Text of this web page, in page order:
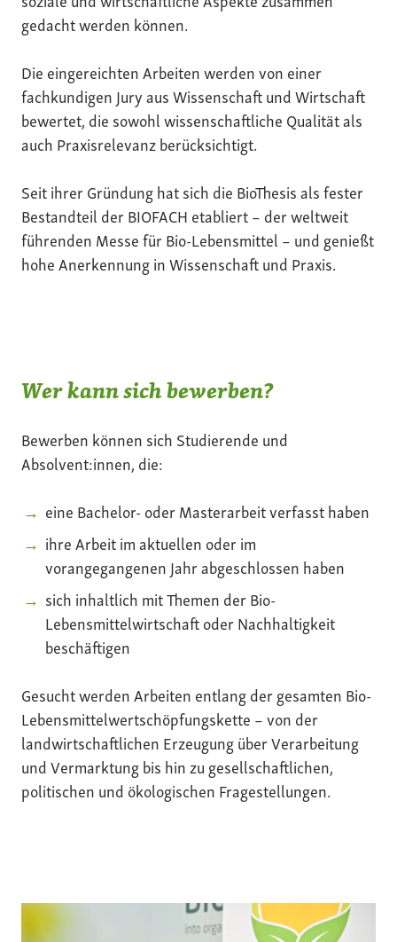
gedacht werden können.
Die eingereichten Arbeiten werden von einer
fachkundigen Jury aus Wissenschaft und Wirtschaft
bewertet, die sowohl wissenschaftliche Qualität als
auch Praxisrelevanz berücksichtigt.
Seit ihrer Gründung hat sich die BioThesis als fester
Bestandteil der BIOFACH etabliert – der weltweit
führenden Messe für Bio-Lebensmittel – und genießt
hohe Anerkennung in Wissenschaft und Praxis.
Wer kann sich bewerben?
Bewerben können sich Studierende und
Absolvent:innen, die:
eine Bachelor- oder Masterarbeit verfasst haben
ihre Arbeit im aktuellen oder im
vorangegangenen Jahr abgeschlossen haben
sich inhaltlich mit Themen der Bio-
Lebensmittelwirtschaft oder Nachhaltigkeit
beschäftigen
Gesucht werden Arbeiten entlang der gesamten Bio-
Lebensmittelwertschöpfungskette – von der
landwirtschaftlichen Erzeugung über Verarbeitung
und Vermarktung bis hin zu gesellschaftlichen,
politischen und ökologischen Fragestellungen.